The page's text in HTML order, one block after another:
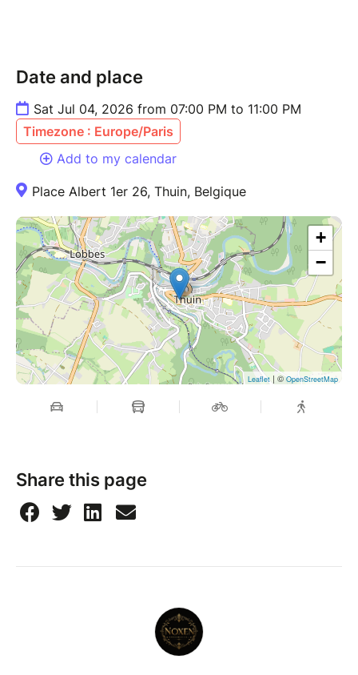
⚠️ Places limitées – réservation conseillée.
Date and place
Sat Jul 04, 2026 from 07:00 PM to 11:00 PM
Timezone : Europe/Paris
Add to my calendar
Place Albert 1er 26, Thuin, Belgique
+
−
Leaflet| ©OpenStreetMap
Share this page